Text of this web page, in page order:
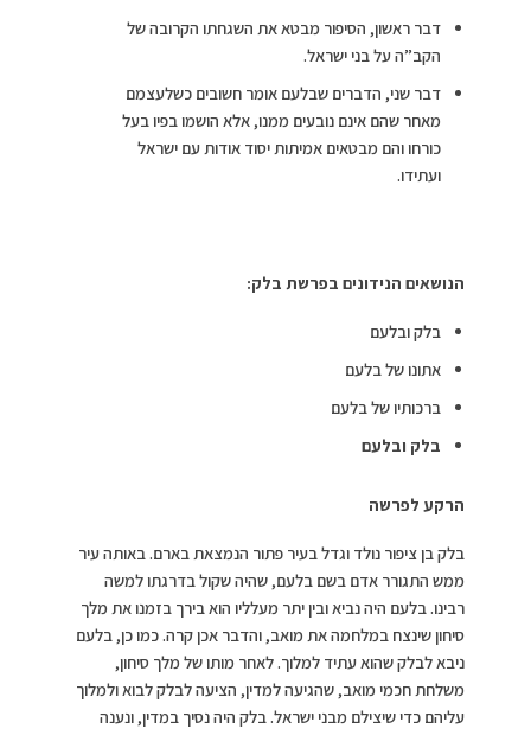
דבר ראשון, הסיפור מבטא את השגחתו הקרובה של
הקב”ה על בני ישראל.
דבר שני, הדברים שבלעם אומר חשובים כשלעצמם
מאחר שהם אינם נובעים ממנו, אלא הושמו בפיו בעל
כורחו והם מבטאים אמיתות יסוד אודות עם ישראל
ועתידו.
הנושאים הנידונים בפרשת בלק:
בלק ובלעם
אתונו של בלעם
ברכותיו של בלעם
בלק ובלעם
הרקע לפרשה
בלק בן ציפור נולד וגדל בעיר פתור הנמצאת בארם. באותה עיר
ממש התגורר אדם בשם בלעם, שהיה שקול בדרגתו למשה
רבינו. בלעם היה נביא ובין יתר מעלליו הוא בירך בזמנו את מלך
סיחון שינצח במלחמה את מואב, והדבר אכן קרה. כמו כן, בלעם
ניבא לבלק שהוא עתיד למלוך. לאחר מותו של מלך סיחון,
משלחת חכמי מואב, שהגיעה למדין, הציעה לבלק לבוא ולמלוך
עליהם כדי שיצילם מבני ישראל. בלק היה נסיך במדין, ונענה